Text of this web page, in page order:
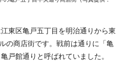
東区亀戸五丁目を明治通りから東
の商店街です。戦前は通りに「亀
戸館通りと呼ばれていました。